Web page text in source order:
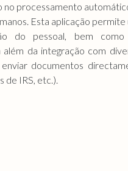
no processamento
Esta aplicação permite
do pessoal, bem
da integração com
documentos
de IRS, etc.).